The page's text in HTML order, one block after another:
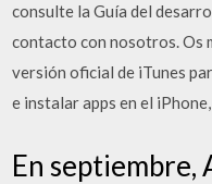
consulte la Guía del
contacto con nosotros. Os
versión oficial de iTunes
e instalar apps en el
En septiembre,